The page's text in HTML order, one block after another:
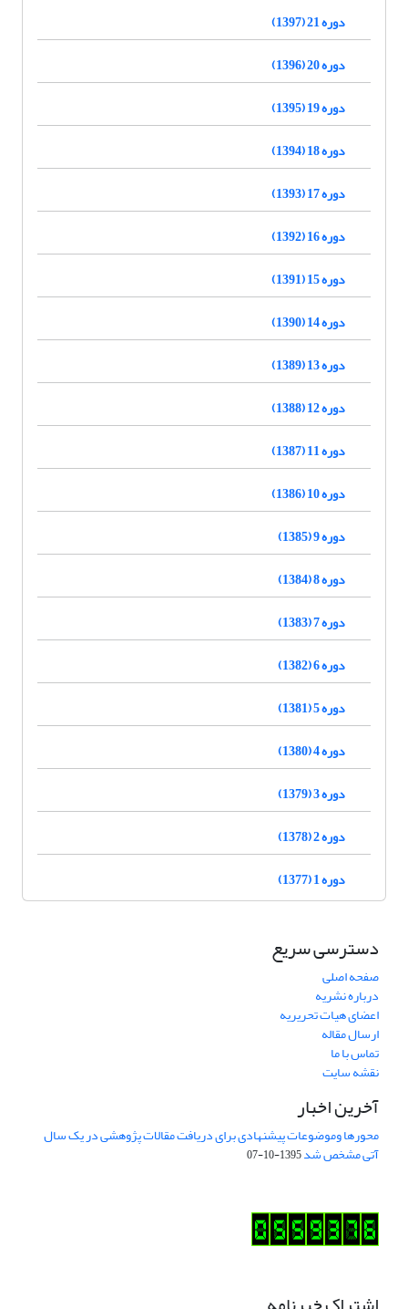
دوره 21 (1397)
دوره 20 (1396)
دوره 19 (1395)
دوره 18 (1394)
دوره 17 (1393)
دوره 16 (1392)
دوره 15 (1391)
دوره 14 (1390)
دوره 13 (1389)
دوره 12 (1388)
دوره 11 (1387)
دوره 10 (1386)
دوره 9 (1385)
دوره 8 (1384)
دوره 7 (1383)
دوره 6 (1382)
دوره 5 (1381)
دوره 4 (1380)
دوره 3 (1379)
دوره 2 (1378)
دوره 1 (1377)
دسترسی سریع
صفحه اصلی
درباره نشریه
اعضای هیات تحریریه
ارسال مقاله
تماس با ما
نقشه سایت
آخرین اخبار
محورها وموضوعات پیشنهادی برای دریافت مقالات پژوهشی در یک سال
آتی مشخص شد1395-10-07